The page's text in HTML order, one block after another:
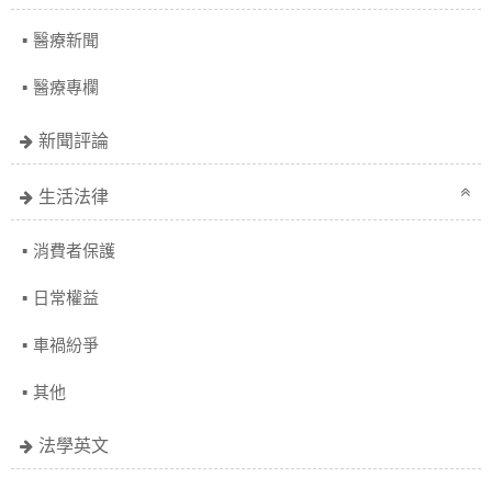
醫療新聞
醫療專欄
新聞評論
生活法律
消費者保護
日常權益
車禍紛爭
其他
法學英文